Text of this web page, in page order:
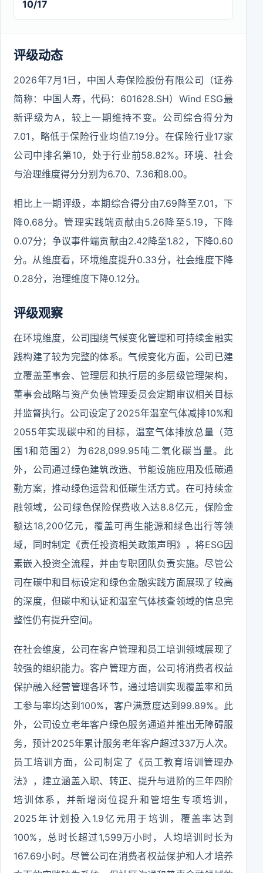
10/17
评级动态
2026年7月1日，中国人寿保险股份有限公司（证券
简称：中国人寿，代码：601628.SH）Wind ESG最
新评级为A，较上一期维持不变。公司综合得分为
7.01，略低于保险行业均值7.19分。在保险行业17家
公司中排名第10，处于行业前58.82%。环境、社会
与治理维度得分分别为6.70、7.36和8.00。
相比上一期评级，本期综合得分由7.69降至7.01，下
降0.68分。管理实践端贡献由5.26降至5.19，下降
0.07分；争议事件端贡献由2.42降至1.82，下降0.60
分。从维度看，环境维度提升0.33分，社会维度下降
0.28分，治理维度下降0.12分。
评级观察
在环境维度，公司围绕气候变化管理和可持续金融实
践构建了较为完整的体系。气候变化方面，公司已建
立覆盖董事会、管理层和执行层的多层级管理架构，
董事会战略与资产负债管理委员会定期审议相关目标
并监督执行。公司设定了2025年温室气体减排10%和
2055年实现碳中和的目标，温室气体排放总量（范
围1和范围2）为628,099.95吨二氧化碳当量。此
外，公司通过绿色建筑改造、节能设施应用及低碳通
勤方案，推动绿色运营和低碳生活方式。在可持续金
融领域，公司绿色保险保费收入达8.8亿元，保险金
额达18,200亿元，覆盖可再生能源和绿色出行等领
域，同时制定《责任投资相关政策声明》，将ESG因
素嵌入投资全流程，并由专职团队负责实施。尽管公
司在碳中和目标设定和绿色金融实践方面展现了较高
的深度，但碳中和认证和温室气体核查领域的信息完
整性仍有提升空间。
在社会维度，公司在客户管理和员工培训领域展现了
较强的组织能力。客户管理方面，公司将消费者权益
保护融入经营管理各环节，通过培训实现覆盖率和员
工参与率均达到100%，客户满意度达到99.89%。此
外，公司设立老年客户绿色服务通道并推出无障碍服
务，预计2025年累计服务老年客户超过337万人次。
员工培训方面，公司制定了《员工教育培训管理办
法》，建立涵盖入职、转正、提升与进阶的三年四阶
培训体系，并新增岗位提升和管培生专项培训，
2025年计划投入1.9亿元用于培训，覆盖率达到
100%，总时长超过1,599万小时，人均培训时长为
167.69小时。尽管公司在消费者权益保护和人才培养